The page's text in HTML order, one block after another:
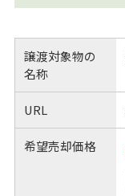
譲渡対象物の
名称
URL
希望売却価格